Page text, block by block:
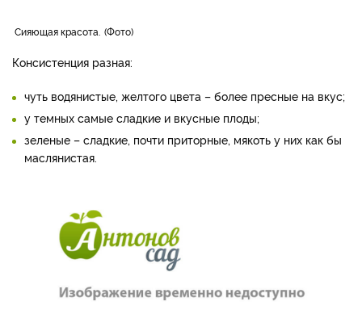
Сияющая красота. Фото
Консистенция разная:
чуть водянистые, желтого цвета – более пресные на вкус;
у темных самые сладкие и вкусные плоды;
зеленые – сладкие, почти приторные, мякоть у них как бы
маслянистая.